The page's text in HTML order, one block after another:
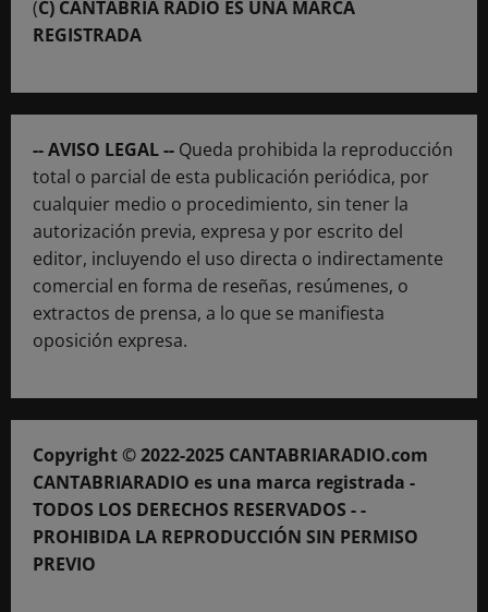
(C) CANTABRIA RADIO ES UNA MARCA
REGISTRADA
-- AVISO LEGAL -- Queda prohibida la reproducción
total o parcial de esta publicación periódica, por
cualquier medio o procedimiento, sin tener la
autorización previa, expresa y por escrito del
editor, incluyendo el uso directa o indirectamente
comercial en forma de reseñas, resúmenes, o
extractos de prensa, a lo que se manifiesta
oposición expresa.
Copyright © 2022-2025 CANTABRIARADIO.com
CANTABRIARADIO es una marca registrada -
TODOS LOS DERECHOS RESERVADOS - -
PROHIBIDA LA REPRODUCCIÓN SIN PERMISO
PREVIO